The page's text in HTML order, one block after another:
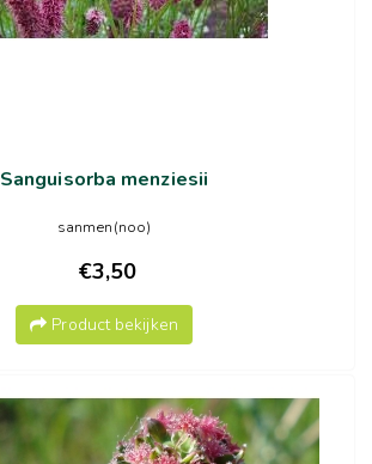
Sanguisorba menziesii
sanmen(noo)
€3,50
Product bekijken